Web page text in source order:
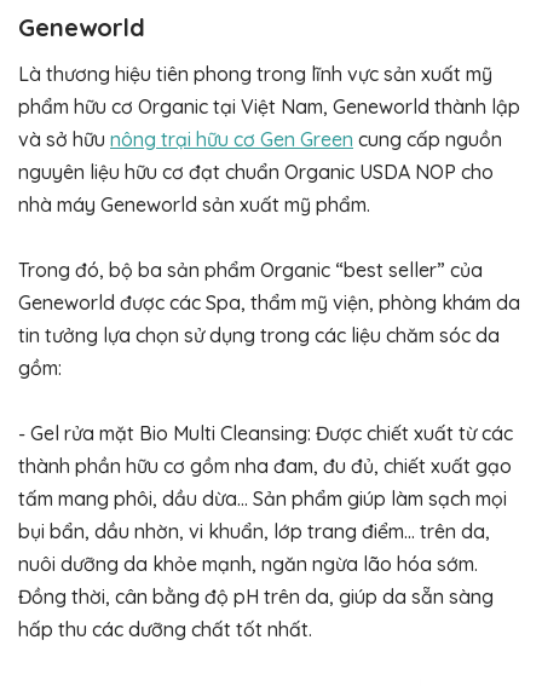
Geneworld
Là thương hiệu tiên phong trong lĩnh vực sản xuất mỹ
phẩm hữu cơ Organic tại Việt Nam, Geneworld thành lập
và sở hữu nông trại hữu cơ Gen Green cung cấp nguồn
nguyên liệu hữu cơ đạt chuẩn Organic USDA NOP cho
nhà máy Geneworld sản xuất mỹ phẩm.
Trong đó, bộ ba sản phẩm Organic “best seller” của
Geneworld được các Spa, thẩm mỹ viện, phòng khám da
tin tưởng lựa chọn sử dụng trong các liệu chăm sóc da
gồm:
- Gel rửa mặt Bio Multi Cleansing: Được chiết xuất từ các
thành phần hữu cơ gồm nha đam, đu đủ, chiết xuất gạo
tấm mang phôi, dầu dừa… Sản phẩm giúp làm sạch mọi
bụi bẩn, dầu nhờn, vi khuẩn, lớp trang điểm… trên da,
nuôi dưỡng da khỏe mạnh, ngăn ngừa lão hóa sớm.
Đồng thời, cân bằng độ pH trên da, giúp da sẵn sàng
hấp thu các dưỡng chất tốt nhất.